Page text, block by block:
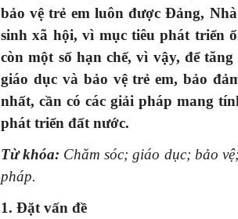
bảo vệ trẻ em luôn được Đảng,
sinh xã hội, vì mục tiêu phát triển
còn một số hạn chế, vì vậy, để
giáo dục và bảo vệ trẻ em, bảo
nhất, cần có các giải pháp mang
phát triển đất nước.
Từ khóa: Chăm sóc; giáo dục; bảo
pháp.
1. Đặt vấn đề